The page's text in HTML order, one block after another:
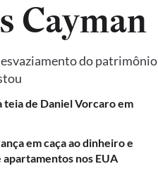
Cayman
do patrimônio
de Daniel Vorcaro em
em caça ao dinheiro e
nos EUA